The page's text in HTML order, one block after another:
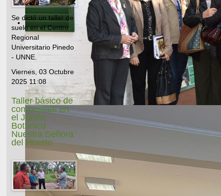
Se dictó un taller de
suelo en el Centro
Regional
Universitario Pinedo
- UNNE.
Viernes, 03 Octubre
2025 11:08
Taller básico de
compostaje en
el Jardín
Botánico
Nuestra Señora
del Huerto